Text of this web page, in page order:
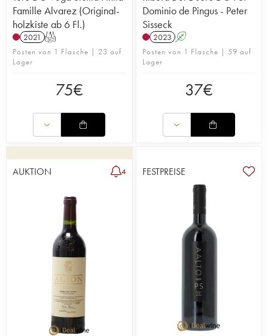
Famille Alvarez (Original-
holzkiste ab 6 Fl.)
2021 T
Posten von 1 Flasche | 23 auf
Lager
75€
Dominio de Pingus - Peter
Sisseck
2023 A
Posten von 1 Flasche | 59 auf
Lager
37€
AUKTION 4 FESTPREISE